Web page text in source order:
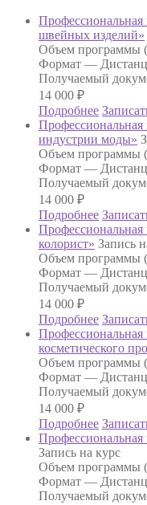
Профессиональная
швейных изделий»
Объем программы
Формат —
Получаемый
14 000 ₽
Подробнее
Профессиональная
индустрии моды»
Объем программы
Формат —
Получаемый
14 000 ₽
Подробнее
Профессиональная
колорист» Запись
Объем программы
Формат —
Получаемый
14 000 ₽
Подробнее
косметического
Объем программы
Формат —
Получаемый
14 000 ₽
Подробнее
Профессиональная
Запись на курс
Объем программы
Формат —
Получаемый